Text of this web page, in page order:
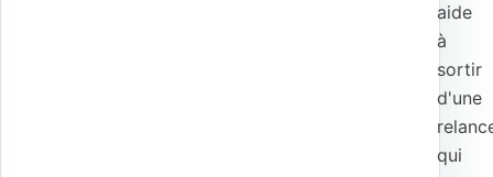
aide
à
sortir
d'une
qui